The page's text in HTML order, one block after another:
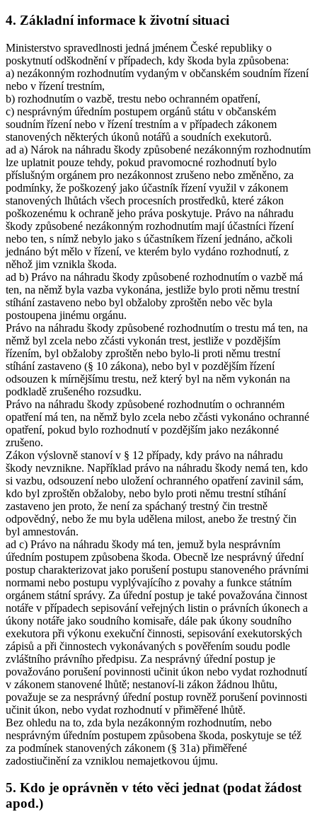
4. Základní informace k životní situaci
Ministerstvo spravedlnosti jedná jménem České republiky o
poskytnutí odškodnění v případech, kdy škoda byla způsobena:
a) nezákonným rozhodnutím vydaným v občanském soudním řízení
nebo v řízení trestním,
b) rozhodnutím o vazbě, trestu nebo ochranném opatření,
c) nesprávným úředním postupem orgánů státu v občanském
soudním řízení nebo v řízení trestním a v případech zákonem
stanovených některých úkonů notářů a soudních exekutorů.
ad a) Nárok na náhradu škody způsobené nezákonným rozhodnutím
lze uplatnit pouze tehdy, pokud pravomocné rozhodnutí bylo
příslušným orgánem pro nezákonnost zrušeno nebo změněno, za
podmínky, že poškozený jako účastník řízení využil v zákonem
stanovených lhůtách všech procesních prostředků, které zákon
poškozenému k ochraně jeho práva poskytuje. Právo na náhradu
škody způsobené nezákonným rozhodnutím mají účastníci řízení
nebo ten, s nímž nebylo jako s účastníkem řízení jednáno, ačkoli
jednáno být mělo v řízení, ve kterém bylo vydáno rozhodnutí, z
něhož jim vznikla škoda.
ad b) Právo na náhradu škody způsobené rozhodnutím o vazbě má
ten, na němž byla vazba vykonána, jestliže bylo proti němu trestní
stíhání zastaveno nebo byl obžaloby zproštěn nebo věc byla
postoupena jinému orgánu.
Právo na náhradu škody způsobené rozhodnutím o trestu má ten, na
němž byl zcela nebo zčásti vykonán trest, jestliže v pozdějším
řízením, byl obžaloby zproštěn nebo bylo-li proti němu trestní
stíhání zastaveno (§ 10 zákona), nebo byl v pozdějším řízení
odsouzen k mírnějšímu trestu, než který byl na něm vykonán na
podkladě zrušeného rozsudku.
Právo na náhradu škody způsobené rozhodnutím o ochranném
opatření má ten, na němž bylo zcela nebo zčásti vykonáno ochranné
opatření, pokud bylo rozhodnutí v pozdějším jako nezákonné
zrušeno.
Zákon výslovně stanoví v § 12 případy, kdy právo na náhradu
škody nevznikne. Například právo na náhradu škody nemá ten, kdo
si vazbu, odsouzení nebo uložení ochranného opatření zavinil sám,
kdo byl zproštěn obžaloby, nebo bylo proti němu trestní stíhání
zastaveno jen proto, že není za spáchaný trestný čin trestně
odpovědný, nebo že mu byla udělena milost, anebo že trestný čin
byl amnestován.
ad c) Právo na náhradu škody má ten, jemuž byla nesprávním
úředním postupem způsobena škoda. Obecně lze nesprávný úřední
postup charakterizovat jako porušení postupu stanoveného právními
normami nebo postupu vyplývajícího z povahy a funkce státním
orgánem státní správy. Za úřední postup je také považována činnost
notáře v případech sepisování veřejných listin o právních úkonech a
úkony notáře jako soudního komisaře, dále pak úkony soudního
exekutora při výkonu exekuční činnosti, sepisování exekutorských
zápisů a při činnostech vykonávaných s pověřením soudu podle
zvláštního právního předpisu. Za nesprávný úřední postup je
považováno porušení povinnosti učinit úkon nebo vydat rozhodnutí
v zákonem stanovené lhůtě; nestanoví-li zákon žádnou lhůtu,
považuje se za nesprávný úřední postup rovněž porušení povinnosti
učinit úkon, nebo vydat rozhodnutí v přiměřené lhůtě.
Bez ohledu na to, zda byla nezákonným rozhodnutím, nebo
nesprávným úředním postupem způsobena škoda, poskytuje se též
za podmínek stanovených zákonem (§ 31a) přiměřené
zadostiučinění za vzniklou nemajetkovou újmu.
5. Kdo je oprávněn v této věci jednat (podat žádost
apod.)